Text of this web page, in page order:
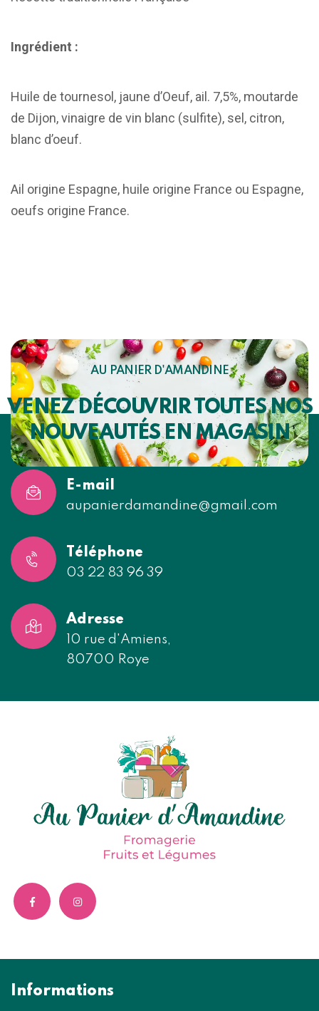
Ingrédient :
Huile de tournesol, jaune d’Oeuf, ail. 7,5%, moutarde
de Dijon, vinaigre de vin blanc (sulfite), sel, citron,
blanc d’oeuf.
Ail origine Espagne, huile origine France ou Espagne,
oeufs origine France.
AU PANIER D'AMANDINE
VENEZ DÉCOUVRIR TOUTES NOS
NOUVEAUTÉS EN MAGASIN
E-mail
aupanierdamandine@gmail.com
Téléphone
03 22 83 96 39
Adresse
10 rue d'Amiens,
80700 Roye
Informations